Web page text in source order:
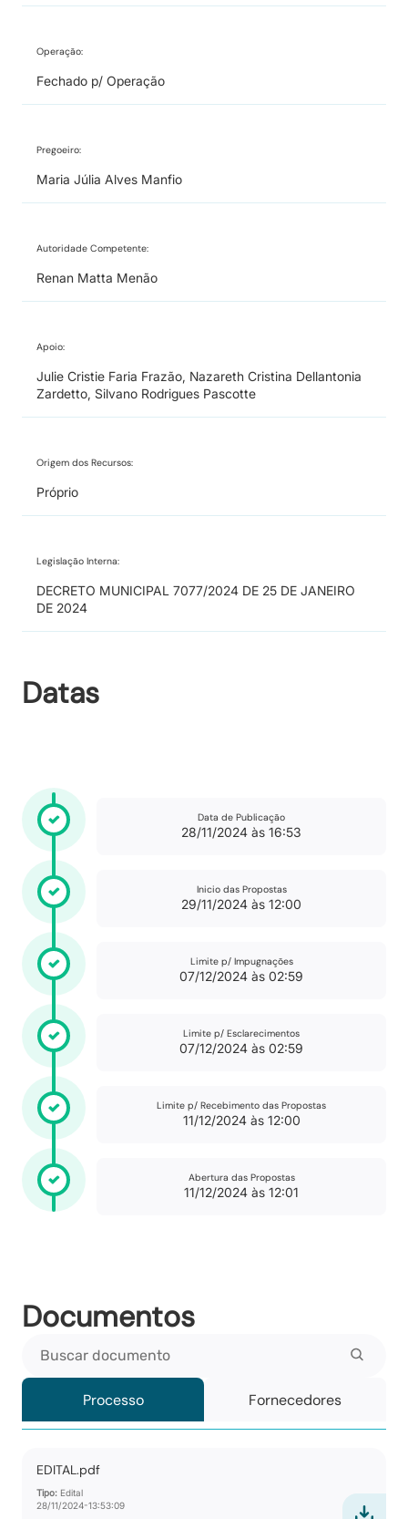
Operação:
Fechado p/ Operação
Pregoeiro:
Maria Júlia Alves Manfio
Autoridade Competente:
Renan Matta Menão
Apoio:
Julie Cristie Faria Frazão, Nazareth Cristina Dellantonia
Zardetto, Silvano Rodrigues Pascotte
Origem dos Recursos:
Próprio
Legislação Interna:
DECRETO MUNICIPAL 7077/2024 DE 25 DE JANEIRO
DE 2024
Datas
Data de Publicação
28/11/2024 às 16:53
Inicio das Propostas
29/11/2024 às 12:00
Limite p/ Impugnações
07/12/2024 às 02:59
Limite p/ Esclarecimentos
07/12/2024 às 02:59
Limite p/ Recebimento das Propostas
11/12/2024 às 12:00
Abertura das Propostas
11/12/2024 às 12:01
Documentos
Processo Fornecedores
EDITAL.pdf
Tipo: Edital
28/11/2024-13:53:09